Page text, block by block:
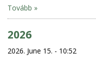
Tovább »
2026
2026. June 15. - 10:52